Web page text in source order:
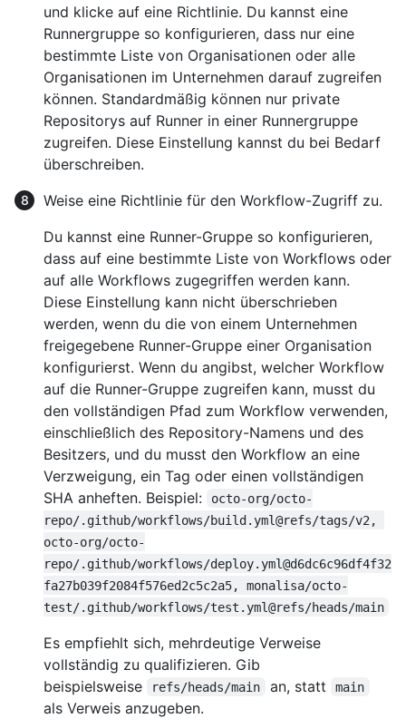
und klicke auf eine Richtlinie. Du kannst eine
Runnergruppe so konfigurieren, dass nur eine
bestimmte Liste von Organisationen oder alle
Organisationen im Unternehmen darauf zugreifen
können. Standardmäßig können nur private
Repositorys auf Runner in einer Runnergruppe
zugreifen. Diese Einstellung kannst du bei Bedarf
überschreiben.
Weise eine Richtlinie für den Workflow-Zugriff zu.
Du kannst eine Runner-Gruppe so konfigurieren,
dass auf eine bestimmte Liste von Workflows oder
auf alle Workflows zugegriffen werden kann.
Diese Einstellung kann nicht überschrieben
werden, wenn du die von einem Unternehmen
freigegebene Runner-Gruppe einer Organisation
konfigurierst. Wenn du angibst, welcher Workflow
auf die Runner-Gruppe zugreifen kann, musst du
den vollständigen Pfad zum Workflow verwenden,
einschließlich des Repository-Namens und des
Besitzers, und du musst den Workflow an eine
Verzweigung, ein Tag oder einen vollständigen
SHA anheften. Beispiel:
octo-org/octo-
repo/.github/workflows/build.yml@refs/tags/v2,
octo-org/octo-
repo/.github/workflows/deploy.yml@d6dc6c96df4f32
fa27b039f2084f576ed2c5c2a5, monalisa/octo-
test/.github/workflows/test.yml@refs/heads/main
Es empfiehlt sich, mehrdeutige Verweise
vollständig zu qualifizieren. Gib
beispielsweise
refs/heads/main an, statt main
als Verweis anzugeben.